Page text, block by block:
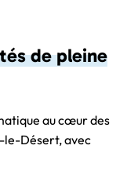
de pleine
au cœur des
le-Désert, avec